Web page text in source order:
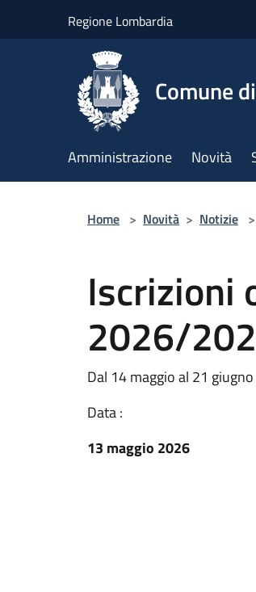
Regione Lombardia
Comune
Amministrazione Novità
Home > Novità > Notizie >
Iscrizioni
2026/
Dal 14 maggio al 21
Data :
13 maggio 2026